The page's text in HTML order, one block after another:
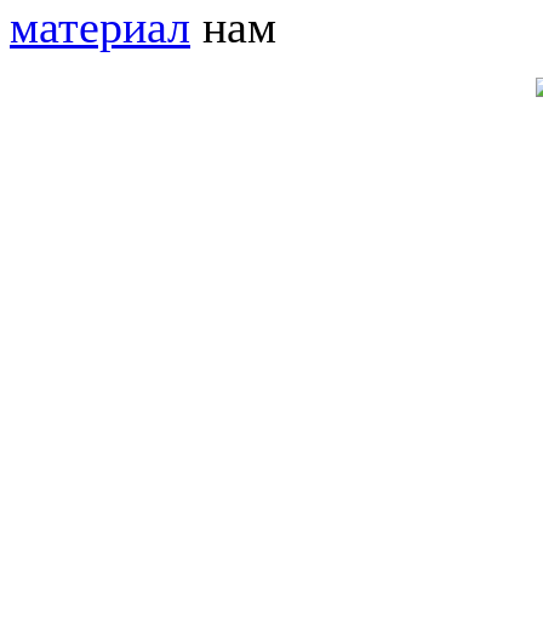
материал нам